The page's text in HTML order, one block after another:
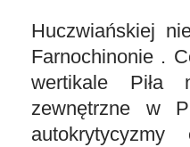
Huczwiańskiej
Farnochinonie .
wertikale Piła
zewnętrzne w